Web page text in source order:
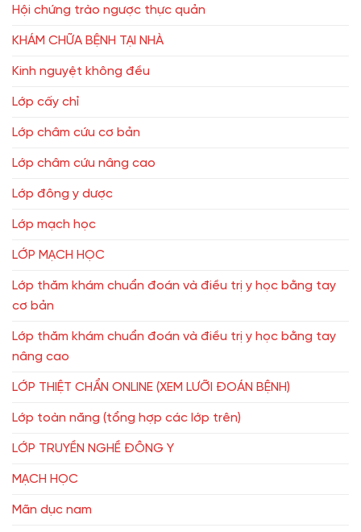
Hội chứng trào ngược thực quản
KHÁM CHỮA BỆNH TẠI NHÀ
Kinh nguyệt không đều
Lớp cấy chỉ
Lớp châm cứu cơ bản
Lớp châm cứu nâng cao
Lớp đông y dược
Lớp mạch học
LỚP MẠCH HỌC
Lớp thăm khám chuẩn đoán và điều trị y học bằng tay
cơ bản
Lớp thăm khám chuẩn đoán và điều trị y học bằng tay
nâng cao
LỚP THIỆT CHẨN ONLINE (XEM LƯỠI ĐOÁN BỆNH)
Lớp toàn năng (tổng hợp các lớp trên)
LỚP TRUYỀN NGHỀ ĐÔNG Y
MẠCH HỌC
Mãn dục nam